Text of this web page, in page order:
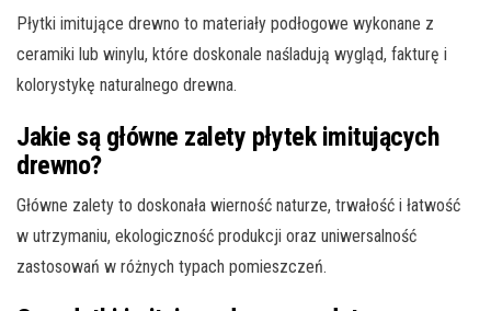
Płytki imitujące drewno to materiały podłogowe wykonane z
ceramiki lub winylu, które doskonale naśladują wygląd, fakturę i
kolorystykę naturalnego drewna.
Jakie są główne zalety płytek imitujących
drewno?
Główne zalety to doskonała wierność naturze, trwałość i łatwość
w utrzymaniu, ekologiczność produkcji oraz uniwersalność
zastosowań w różnych typach pomieszczeń.